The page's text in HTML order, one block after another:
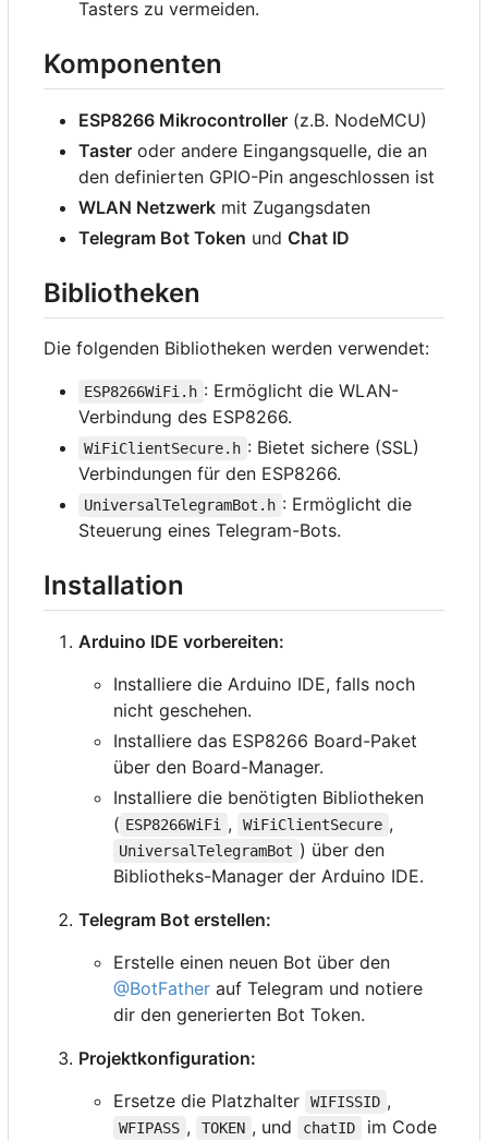
Tasters zu vermeiden.
Komponenten
ESP8266 Mikrocontroller (z.B. NodeMCU)
Taster oder andere Eingangsquelle, die an
den definierten GPIO-Pin angeschlossen ist
WLAN Netzwerk mit Zugangsdaten
Telegram Bot Token und Chat ID
Bibliotheken
Die folgenden Bibliotheken werden verwendet:
ESP8266WiFi.h : Ermöglicht die WLAN-
Verbindung des ESP8266.
WiFiClientSecure.h : Bietet sichere (SSL)
Verbindungen für den ESP8266.
UniversalTelegramBot.h : Ermöglicht die
Steuerung eines Telegram-Bots.
Installation
Arduino IDE vorbereiten:
Installiere die Arduino IDE, falls noch
nicht geschehen.
Installiere das ESP8266 Board-Paket
über den Board-Manager.
Installiere die benötigten Bibliotheken
( ESP8266WiFi , WiFiClientSecure ,
UniversalTelegramBot ) über den
Bibliotheks-Manager der Arduino IDE.
Telegram Bot erstellen:
Erstelle einen neuen Bot über den
@BotFather auf Telegram und notiere
dir den generierten Bot Token.
Projektkonfiguration:
Ersetze die Platzhalter
WIFISSID ,
WFIPASS , TOKEN , und chatID
im Code